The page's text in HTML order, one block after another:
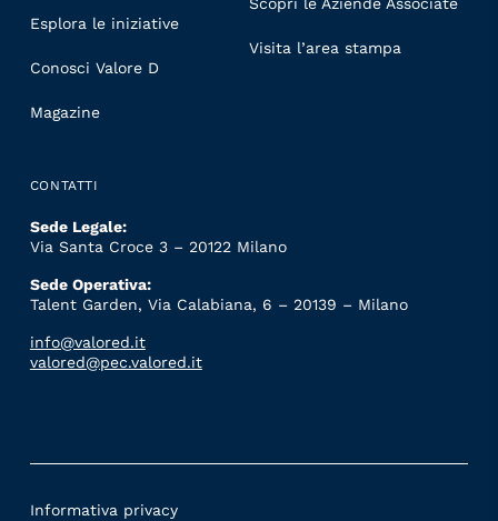
Esplora le iniziative
Conosci Valore D
Magazine
Scopri le Aziende Associate
Visita l’area stampa
CONTATTI
Sede Legale:
Via Santa Croce 3 – 20122 Milano
Sede Operativa:
Talent Garden, Via Calabiana, 6 – 20139 – Milano
info@valored.it
valored@pec.valored.it
Informativa privacy